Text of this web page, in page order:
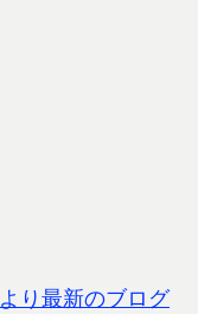
より最新のブログ